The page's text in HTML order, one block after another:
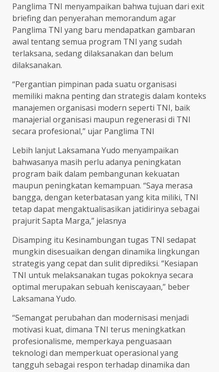
Panglima TNI menyampaikan bahwa tujuan dari exit
briefing dan penyerahan memorandum agar
Panglima TNI yang baru mendapatkan gambaran
awal tentang semua program TNI yang sudah
terlaksana, sedang dilaksanakan dan belum
dilaksanakan.
“Pergantian pimpinan pada suatu organisasi
memiliki makna penting dan strategis dalam konteks
manajemen organisasi modern seperti TNI, baik
manajerial organisasi maupun regenerasi di TNI
secara profesional,” ujar Panglima TNI
Lebih lanjut Laksamana Yudo menyampaikan
bahwasanya masih perlu adanya peningkatan
program baik dalam pembangunan kekuatan
maupun peningkatan kemampuan. “Saya merasa
bangga, dengan keterbatasan yang kita miliki, TNI
tetap dapat mengaktualisasikan jatidirinya sebagai
prajurit Sapta Marga,” jelasnya
Disamping itu Kesinambungan tugas TNI sedapat
mungkin disesuaikan dengan dinamika lingkungan
strategis yang cepat dan sulit diprediksi. “Kesiapan
TNI untuk melaksanakan tugas pokoknya secara
optimal merupakan sebuah keniscayaan,” beber
Laksamana Yudo.
“Semangat perubahan dan modernisasi menjadi
motivasi kuat, dimana TNI terus meningkatkan
profesionalisme, memperkaya penguasaan
teknologi dan memperkuat operasional yang
tangguh sebagai respon terhadap dinamika dan